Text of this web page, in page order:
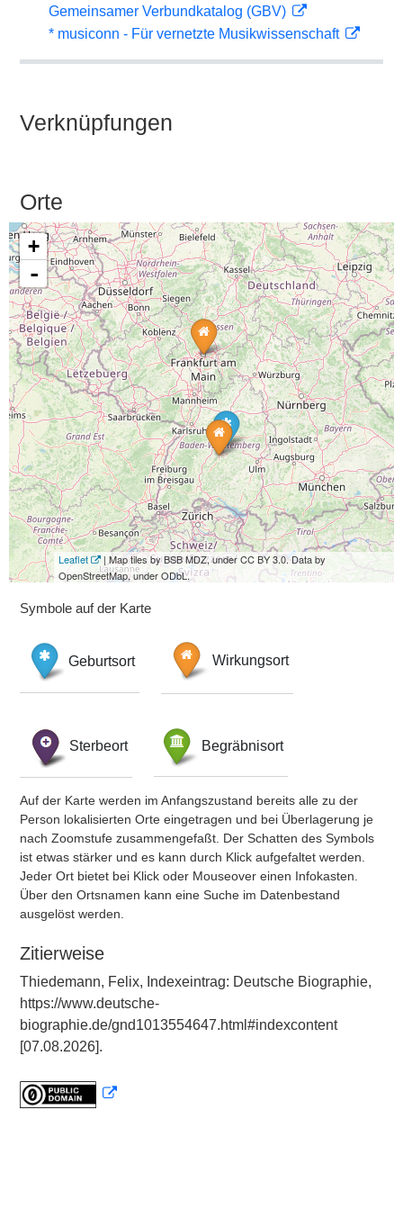
Gemeinsamer Verbundkatalog (GBV)
* musiconn - Für vernetzte Musikwissenschaft
Verknüpfungen
Orte
+
-
Leaflet
| Map tiles by BSB MDZ, under CC BY 3.0. Data by
OpenStreetMap, under ODbL.
Symbole auf der Karte
Geburtsort Wirkungsort
Sterbeort Begräbnisort
Auf der Karte werden im Anfangszustand bereits alle zu der
Person lokalisierten Orte eingetragen und bei Überlagerung je
nach Zoomstufe zusammengefaßt. Der Schatten des Symbols
ist etwas stärker und es kann durch Klick aufgefaltet werden.
Jeder Ort bietet bei Klick oder Mouseover einen Infokasten.
Über den Ortsnamen kann eine Suche im Datenbestand
ausgelöst werden.
Zitierweise
Thiedemann, Felix, Indexeintrag: Deutsche Biographie,
https://www.deutsche-
biographie.de/gnd1013554647.html#indexcontent
[07.08.2026].